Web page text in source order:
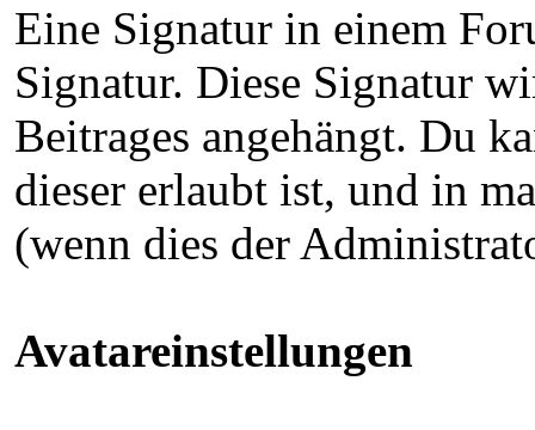
Eine Signatur in einem
Signatur. Diese Signatur
Beitrages angehängt. Du
dieser erlaubt ist, und in
(wenn dies der
Avatareinstellungen